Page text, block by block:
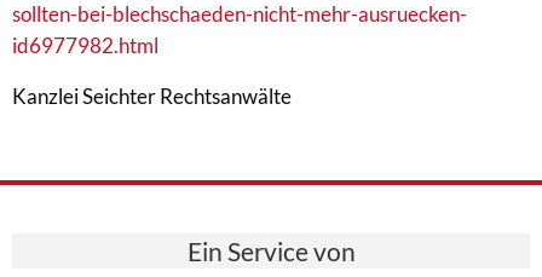
sollten-bei-blechschaeden-nicht-mehr-ausruecken-
id6977982.html
Kanzlei Seichter Rechtsanwälte
Ein Service von